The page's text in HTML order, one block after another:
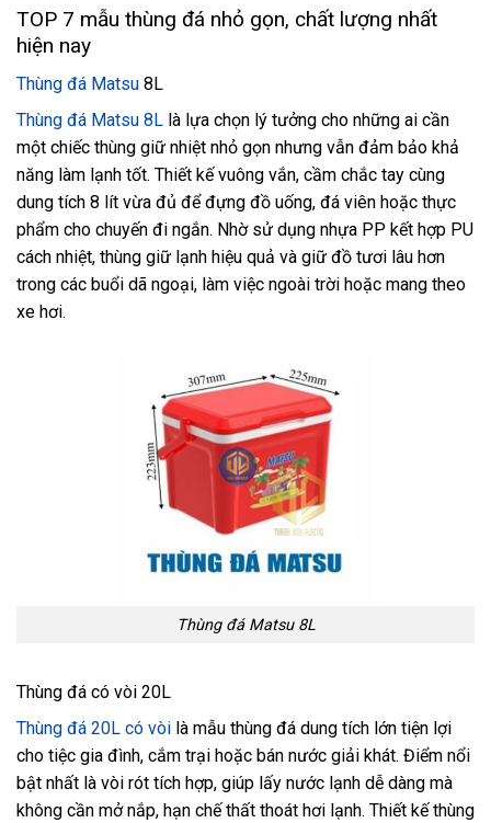
TOP 7 mẫu thùng đá nhỏ gọn, chất lượng nhất
hiện nay
Thùng đá Matsu 8L
Thùng đá Matsu 8L là lựa chọn lý tưởng cho những ai cần
một chiếc thùng giữ nhiệt nhỏ gọn nhưng vẫn đảm bảo khả
năng làm lạnh tốt. Thiết kế vuông vắn, cầm chắc tay cùng
dung tích 8 lít vừa đủ để đựng đồ uống, đá viên hoặc thực
phẩm cho chuyến đi ngắn. Nhờ sử dụng nhựa PP kết hợp PU
cách nhiệt, thùng giữ lạnh hiệu quả và giữ đồ tươi lâu hơn
trong các buổi dã ngoại, làm việc ngoài trời hoặc mang theo
xe hơi.
Thùng đá Matsu 8L
Thùng đá có vòi 20L
Thùng đá 20L có vòi là mẫu thùng đá dung tích lớn tiện lợi
cho tiệc gia đình, cắm trại hoặc bán nước giải khát. Điểm nổi
bật nhất là vòi rót tích hợp, giúp lấy nước lạnh dễ dàng mà
không cần mở nắp, hạn chế thất thoát hơi lạnh. Thiết kế thùng